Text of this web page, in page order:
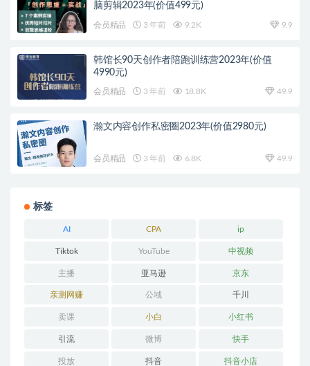
脑剪辑2023年(价值499元)
会员精品 3 年前 9.2K 9.9
韩馆长90天创作者陪跑训练营2023年(价值
4990元)
会员精品 3 年前 18.8K 49.9
瀚文内容创作私密圈2023年(价值2980元)
会员精品 3 年前 6.8K 49.9
标签
AI CPA ip
Tiktok YouTube 中视频
主播 亚马逊 京东
亲测网赚 公域 千川
卖课 小白 小红书
引流 微博 快手
投放 抖音 抖音小店